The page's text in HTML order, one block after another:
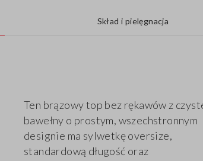
Skład i pielęgnacja
Ten brązowy top bez rękawów z
bawełny o prostym, wszechstronnym
designie ma sylwetkę oversize,
standardową długość oraz